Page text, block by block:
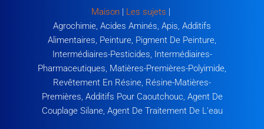
Maison Les sujets
Agrochimie, Acides Aminés, Apis, Additifs
Alimentaires, Peinture, Pigment De Peinture,
Intermédiaires-Pesticides, Intermédiaires-
Pharmaceutiques, Matières-Premières-Polyimide,
Revêtement En Résine, Résine-Matières-
Premières, Additifs Pour Caoutchouc, Agent De
Couplage Silane, Agent De Traitement De L'eau